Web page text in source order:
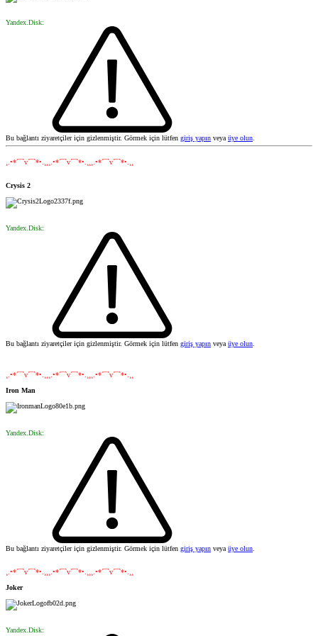
Yandex.Disk:
Bu bağlantı ziyaretçiler için gizlenmiştir. Görmek için lütfen giriş yapın veya üye olun
¸.•*´¯`v´¯`*•.¸¸¸.•*´¯`v´¯`*•.¸¸¸.•*´¯`v´¯`*•.¸¸
Crysis 2
Yandex.Disk:
Bu bağlantı ziyaretçiler için gizlenmiştir. Görmek için lütfen giriş yapın veya üye olun
¸.•*´¯`v´¯`*•.¸¸¸.•*´¯`v´¯`*•.¸¸¸.•*´¯`v´¯`*•.¸¸
Iron Man
Yandex.Disk:
Bu bağlantı ziyaretçiler için gizlenmiştir. Görmek için lütfen giriş yapın veya üye olun
¸.•*´¯`v´¯`*•.¸¸¸.•*´¯`v´¯`*•.¸¸¸.•*´¯`v´¯`*•.¸¸
Joker
Yandex.Disk: